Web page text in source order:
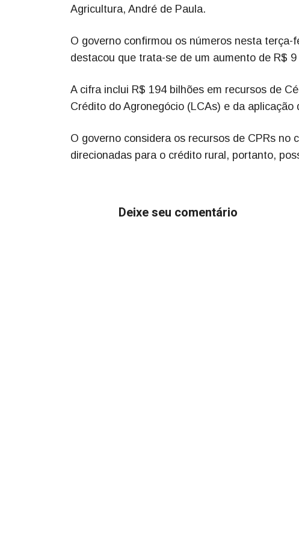
Agricultura, André de Paula.
O governo confirmou os números nesta
destacou que trata-se de um aumento de R$
A cifra inclui R$ 194 bilhões em recursos de
Crédito do Agronegócio (LCAs) e da
O governo considera os recursos de CPRs
direcionadas para o crédito rural, portanto,
Deixe seu comentário